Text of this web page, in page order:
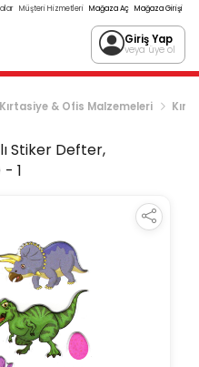
Müşteri Hizmetleri Mağaza Aç Mağaza Girişi
Giriş Yap
veya üye ol
Kırtasiye & Ofis Malzemeleri
Stiker Defter,
1